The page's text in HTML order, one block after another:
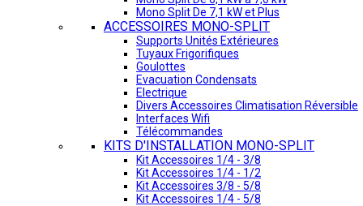
Mono Split De 7,1 kW et Plus
ACCESSOIRES MONO-SPLIT
Supports Unités Extérieures
Tuyaux Frigorifiques
Goulottes
Evacuation Condensats
Electrique
Divers Accessoires Climatisation Réversible
Interfaces Wifi
Télécommandes
KITS D'INSTALLATION MONO-SPLIT
Kit Accessoires 1/4 - 3/8
Kit Accessoires 1/4 - 1/2
Kit Accessoires 3/8 - 5/8
Kit Accessoires 1/4 - 5/8